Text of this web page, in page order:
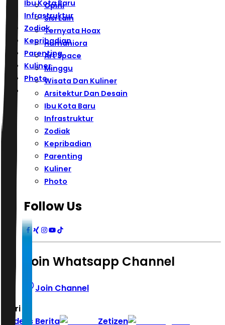
Ibu Kota Baru
Infrastruktur
Zodiak
Kepribadian
Parenting
Kuliner
Photo
Opini
Sisi Lain
Ternyata Hoax
Humaniora
Art Space
Minggu
Wisata Dan Kuliner
Arsitektur Dan Desain
Ibu Kota Baru
Infrastruktur
Zodiak
Kepribadian
Parenting
Kuliner
Photo
Follow Us
Join Whatsapp Channel
Join Channel
Hari ini
Indeks Berita
Zetizen